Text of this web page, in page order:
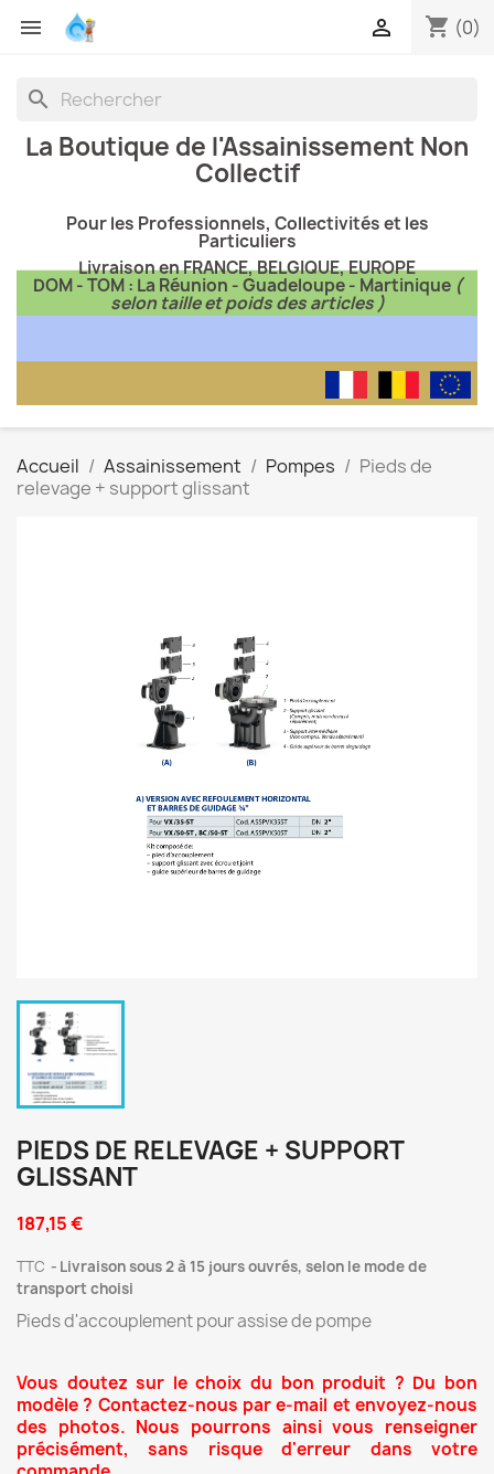
 shopping_cart (0)

search
La Boutique de l'Assainissement Non
Collectif
Pour les Professionnels, Collectivités et les
Particuliers
Livraison en FRANCE, BELGIQUE, EUROPE
DOM - TOM : La Réunion - Guadeloupe - Martinique(
selon taille et poids des articles )
Accueil Assainissement Pompes
Pieds de
relevage + support glissant
PIEDS DE RELEVAGE + SUPPORT
GLISSANT
187,15 €
TTC
Livraison sous 2 à 15 jours ouvrés, selon le mode de
transport choisi
Pieds d'accouplement pour assise de pompe
Vous doutez sur le choix du bon produit ? Du bon
modèle ? Contactez-nous par e-mail et envoyez-nous
des photos. Nous pourrons ainsi vous renseigner
précisément, sans risque d'erreur dans votre